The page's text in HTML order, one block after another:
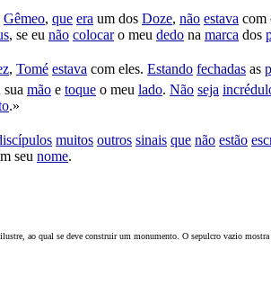
Gêmeo, que era um dos Doze, não estava com
, se eu não colocaro meu dedo na marca dos
, Tomé estava com eles. Estando fechadas as
sua mão e toque o meu lado. Não seja
.»
muitos outros sinais que não estão
seu nome.
ao qual se deve construir um monumento. O sepulcro vazio